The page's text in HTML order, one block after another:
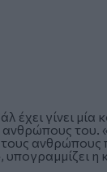
έχει γίνει
ανθρώπους
τους
η